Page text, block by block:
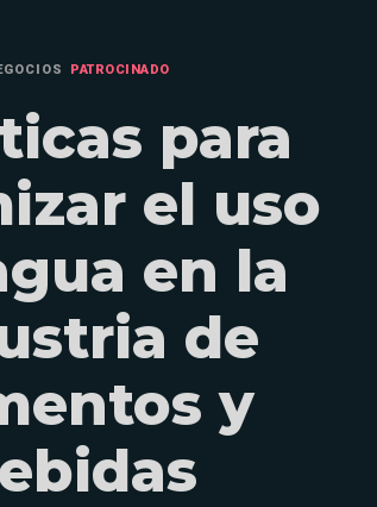
PATROCINADO
para
el uso
en la
de
y